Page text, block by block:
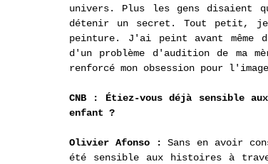
univers. Plus les gens disaient
détenir un secret. Tout petit,
peinture. J'ai peint avant même
d'un problème d'audition de
renforcé mon obsession pour
CNB : Étiez-vous déjà sensible
enfant ?
Olivier Afonso :
Sans en avoir
été sensible aux histoires à